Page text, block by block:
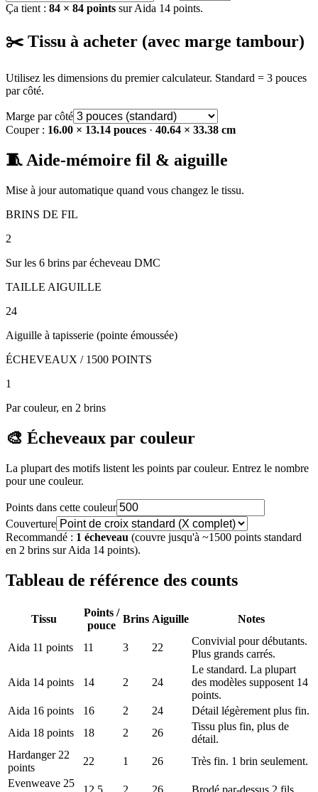
Ça tient : 84 × 84 points sur Aida 14 points.
✂️ Tissu à acheter (avec marge tambour)
Utilisez les dimensions du premier calculateur. Standard = 3 pouces
par côté.
Marge par côté
Couper : 16.00 × 13.14 pouces · 40.64 × 33.38 cm
🧵 Aide-mémoire fil & aiguille
Mise à jour automatique quand vous changez le tissu.
BRINS DE FIL
2
Sur les 6 brins par écheveau DMC
TAILLE AIGUILLE
24
Aiguille à tapisserie (pointe émoussée)
ÉCHEVEAUX / 1500 POINTS
1
Par couleur, en 2 brins
🎨 Écheveaux par couleur
La plupart des motifs listent les points par couleur. Entrez le nombre
pour une couleur.
Points dans cette couleur
Couverture
Recommandé : 1 écheveau (couvre jusqu'à ~1500 points standard
en 2 brins sur Aida 14 points).
Tableau de référence des counts
Tissu
Points /
pouce
Brins Aiguille Notes
Aida 11 points 11 3 22
Convivial pour débutants.
Plus grands carrés.
Aida 14 points 14 2 24
Le standard. La plupart
des modèles supposent 14
points.
Aida 16 points
16 2 24
Détail légèrement plus fin.
Aida 18 points
18 2 26
Tissu plus fin, plus de
détail.
Hardanger 22
points
22 1 26
Très fin. 1 brin seulement.
Evenweave 25
12.5 2 26 Brodé par-dessus 2 fils.